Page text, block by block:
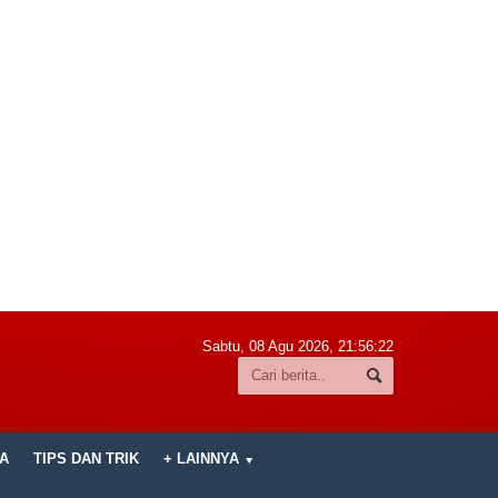
Sabtu, 08 Agu 2026, 21:56:24
TIPS DAN TRIK + LAINNYA